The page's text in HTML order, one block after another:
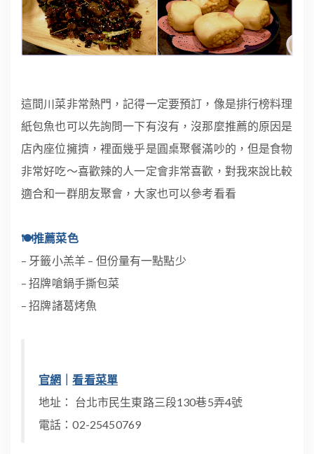
這間川菜非常熱門，記得一定要預訂，像是排行榜料理
紙包魚也可以先詢問一下有沒有，沒那麼推薦的原因是
店內座位擁擠，裡面幾乎是圓桌聚餐滿吵的，但是食物
非常好吃～喜歡辣的人一定會非常喜歡，對我來說比較
適合和一群朋友聚會，大家也可以參考看看
🍽推薦菜色
– 牙籤小羔羊 – 但份量有一點點少
– 招牌嗆鍋手撕包菜
– 招牌諸葛烤魚
官網 ｜看看菜單
地址： 台北市民生東路三段130巷5弄4號
電話：02-25450769